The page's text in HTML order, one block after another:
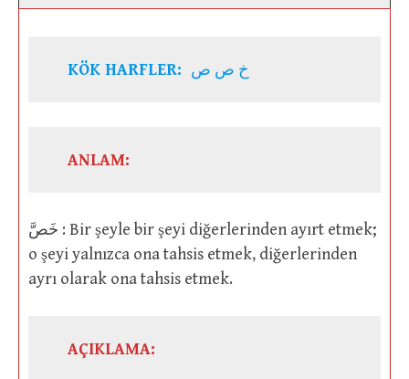
KÖK HARFLER: خ ص ص
ANLAM:
خَصَّ : Bir şeyle bir şeyi diğerlerinden ayırt etmek;
o şeyi yalnızca ona tahsis etmek, diğerlerinden
ayrı olarak ona tahsis etmek.
AÇIKLAMA: